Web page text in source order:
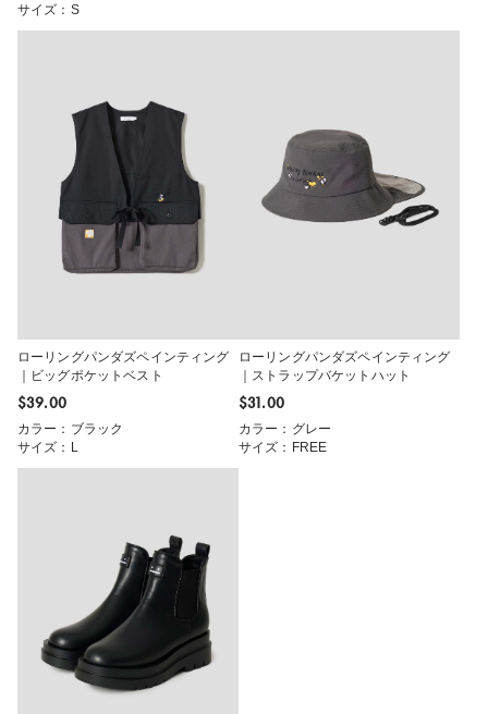
サイズ：S
ローリングパンダズペインティング
｜ビッグポケットベスト
$‌39.00
カラー：ブラック
サイズ：L
ローリングパンダズペインティング
｜ストラップバケットハット
$‌31.00
カラー：グレー
サイズ：FREE